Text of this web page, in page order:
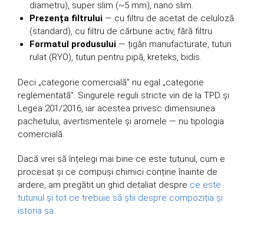
diametru), super slim (~5 mm), nano slim.
Prezența filtrului — cu filtru de acetat de celuloză
(standard), cu filtru de cărbune activ, fără filtru.
Formatul produsului — țigări manufacturate, tutun
rulat (RYO), tutun pentru pipă, kreteks, bidis.
Deci „categorie comercială” nu egal „categorie
reglementată”. Singurele reguli stricte vin de la TPD și
Legea 201/2016, iar acestea privesc dimensiunea
pachetului, avertismentele și aromele — nu tipologia
comercială.
Dacă vrei să înțelegi mai bine ce este tutunul, cum e
procesat și ce compuși chimici conține înainte de
ardere, am pregătit un ghid detaliat despre ce este
tutunul și tot ce trebuie să știi despre compoziția și
istoria sa.